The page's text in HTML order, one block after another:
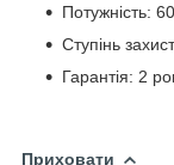
Потужність:
Ступінь
Гарантія: 2
Приховати